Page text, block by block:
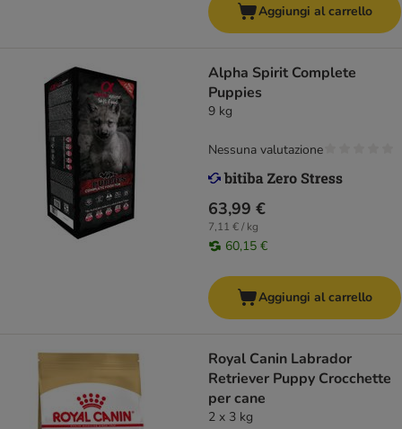
Aggiungi al carrello
Alpha Spirit Complete
Puppies
9 kg
63,99 €
7,11 € / kg
60,15 €
Nessuna valutazione
Aggiungi al carrello
Royal Canin Labrador
Retriever Puppy Crocchette
per cane
2 x 3 kg